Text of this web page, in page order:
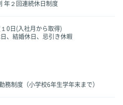
年２回連続休日制度
0日(入社月から取得)
、結婚休日、忌引き休暇
務制度（小学校6年生学年末まで）